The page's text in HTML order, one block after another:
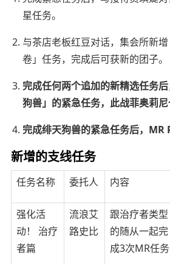
星任务。
与茶店老板红豆对话，集会所新
卷」任务，完成后可获新的团子。
完成任何两个追加的新精选任务
狗兽」的紧急任务，此战菲奥莉尼
完成绯天狗兽的紧急任务后，MR
新增的支线任务
任务名称 委托人 内容
强化活
动！ 治疗
者篇
流浪艾
路史比
跟治疗者类型
的随从一起完
成3次MR任务